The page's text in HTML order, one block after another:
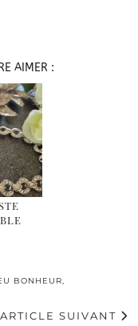
AIMER :
BONHEUR
ARTICLE SUIVANT